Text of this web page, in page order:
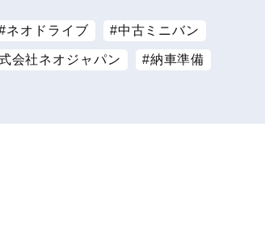
ネオドライブ 中古ミニバン
会社ネオジャパン 納車準備